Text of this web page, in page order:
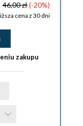
46,00 zł(-20%)
cena z 30 dni
zakupu